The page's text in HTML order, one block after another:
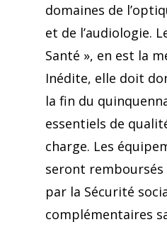
domaines de
et de l’audiologie.
Santé », en est la
Inédite, elle doit
la fin du
essentiels de
charge. Les
seront
par la Sécurité
complémentaires